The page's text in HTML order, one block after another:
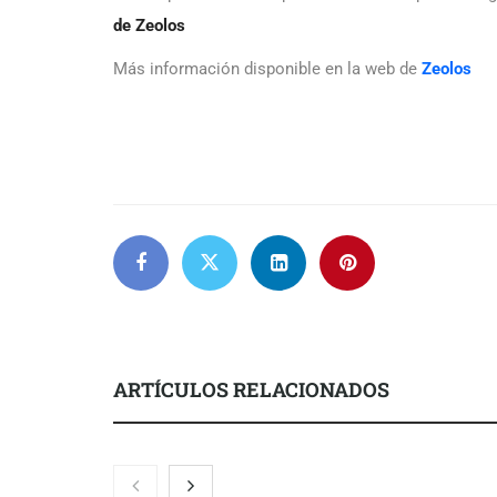
de Zeolos
Más información disponible en la web de Zeolos
ARTÍCULOS RELACIONADOS
Gestoría Online reduce a unas